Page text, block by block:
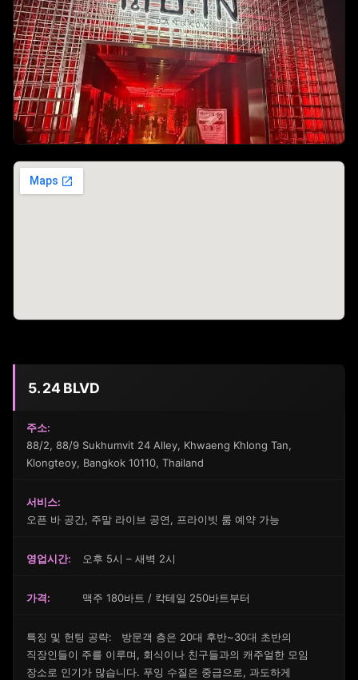
5. 24 BLVD
주소:
88/2, 88/9 Sukhumvit 24 Alley, Khwaeng Khlong Tan,
Klongteoy, Bangkok 10110, Thailand
서비스:
오픈 바 공간, 주말 라이브 공연, 프라이빗 룸 예약 가능
영업시간: 오후 5시 – 새벽 2시
가격: 맥주 180바트 / 칵테일 250바트부터
특징 및 헌팅 공략: 방문객 층은 20대 후반~30대 초반의
직장인들이 주를 이루며, 회식이나 친구들과의 캐주얼한 모임
장소로 인기가 많습니다. 푸잉 수질은 중급으로, 과도하게